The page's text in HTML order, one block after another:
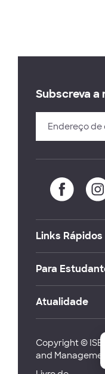
Subscreva a
Links Rápidos
Para
Atualidade
Copyright ©
and